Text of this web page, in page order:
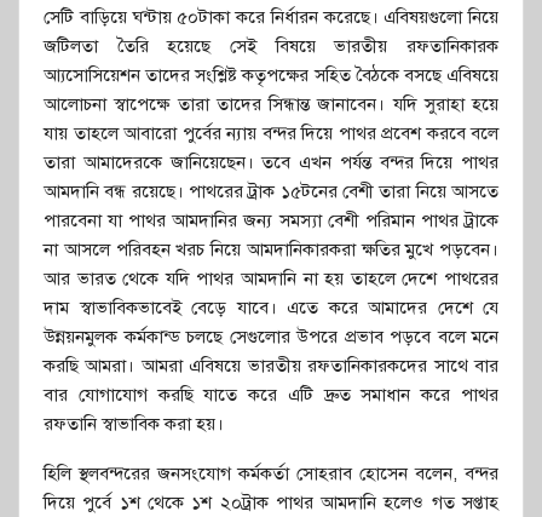
সেটি বাড়িয়ে ঘন্টায় ৫০টাকা করে নির্ধারন করেছে। এবিষয়গুলো নিয়ে
জটিলতা তৈরি হয়েছে সেই বিষয়ে ভারতীয় রফতানিকারক
আ্যসোসিয়েশন তাদের সংশ্লিষ্ট কতৃপক্ষের সহিত বৈঠকে বসছে এবিষয়ে
আলোচনা স্বাপেক্ষে তারা তাদের সিন্ধান্ত জানাবেন। যদি সুরাহা হয়ে
যায় তাহলে আবারো পুর্বের ন্যায় বন্দর দিয়ে পাথর প্রবেশ করবে বলে
তারা আমাদেরকে জানিয়েছেন। তবে এখন পর্যন্ত বন্দর দিয়ে পাথর
আমদানি বন্ধ রয়েছে। পাথরের ট্রাক ১৫টনের বেশী তারা নিয়ে আসতে
পারবেনা যা পাথর আমদানির জন্য সমস্যা বেশী পরিমান পাথর ট্রাকে
না আসলে পরিবহন খরচ নিয়ে আমদানিকারকরা ক্ষতির মুখে পড়বেন।
আর ভারত থেকে যদি পাথর আমদানি না হয় তাহলে দেশে পাথরের
দাম স্বাভাবিকভাবেই বেড়ে যাবে। এতে করে আমাদের দেশে যে
উন্নয়নমুলক কর্মকান্ড চলছে সেগুলোর উপরে প্রভাব পড়বে বলে মনে
করছি আমরা। আমরা এবিষয়ে ভারতীয় রফতানিকারকদের সাথে বার
বার যোগাযোগ করছি যাতে করে এটি দ্রুত সমাধান করে পাথর
রফতানি স্বাভাবিক করা হয়।
হিলি স্থলবন্দরের জনসংযোগ কর্মকর্তা সোহরাব হোসেন বলেন, বন্দর
দিয়ে পুর্বে ১শ থেকে ১শ ২০ট্রাক পাথর আমদানি হলেও গত সপ্তাহ